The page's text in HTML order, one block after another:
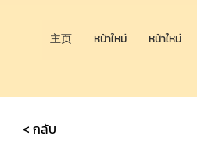
主页 หน้าใหม่ หน้าใหม่
< กลับ